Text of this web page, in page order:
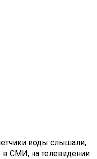
воды слышали,
в СМИ, на телевидении